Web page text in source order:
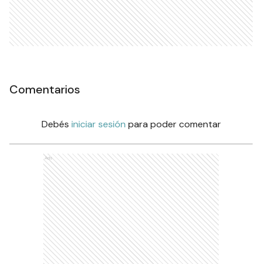
Comentarios
Debés iniciar sesión para poder comentar
Ads